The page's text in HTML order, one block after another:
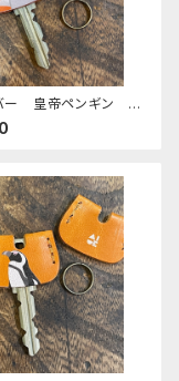
ー 皇帝ペンギン ヒ
ラー ヒナペン ペ
レッドブ